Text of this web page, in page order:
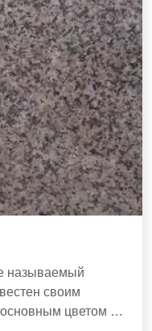
называемый
своим
цветом с